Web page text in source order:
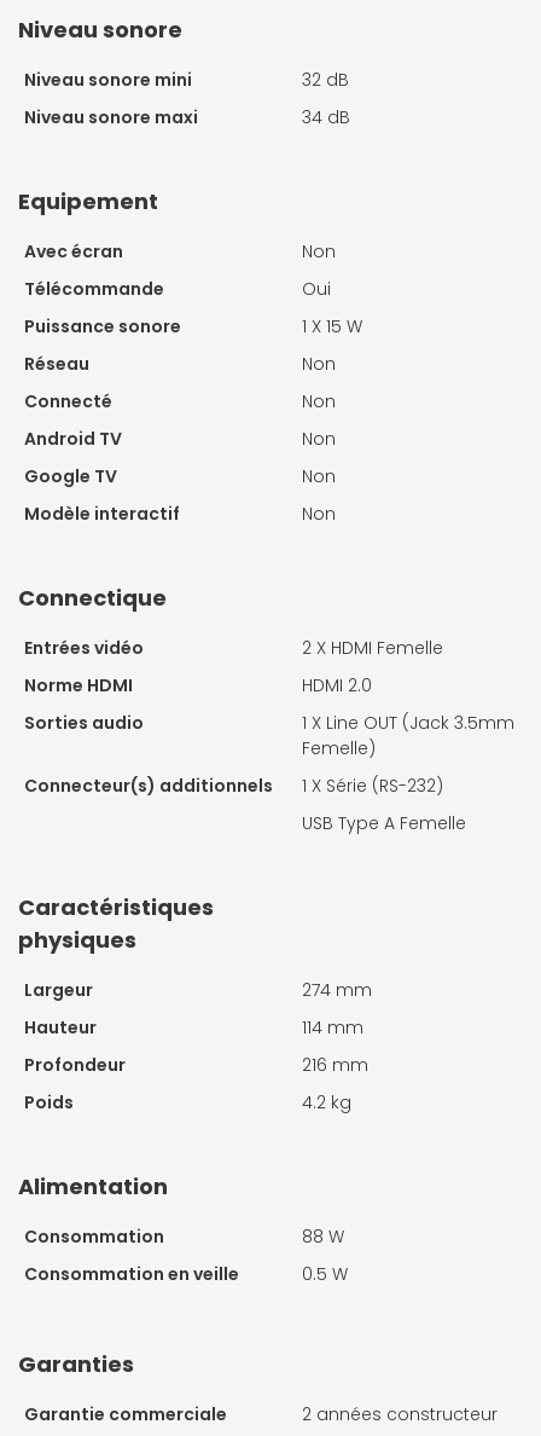
Niveau sonore
Niveau sonore mini
32 dB
Niveau sonore maxi
34 dB
Equipement
Avec écran
Non
Télécommande
Oui
Puissance sonore
1 X 15 W
Réseau
Non
Connecté
Non
Android TV
Non
Google TV
Non
Modèle interactif
Non
Connectique
Entrées vidéo 2 X HDMI Femelle
Norme HDMI
HDMI 2.0
Sorties audio
1 X Line OUT (Jack 3.5mm
Femelle)
Connecteur(s) additionnels
1 X Série (RS-232)
USB Type A Femelle
Caractéristiques
physiques
Largeur
274 mm
Hauteur
114 mm
Profondeur
216 mm
Poids
4.2 kg
Alimentation
Consommation
88 W
Consommation en veille
0.5 W
Garanties
Garantie commerciale
2 années constructeur